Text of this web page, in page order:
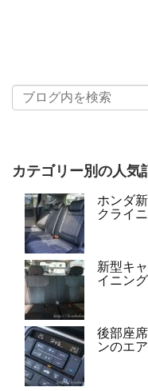
カテゴリー別の人気
ホンダ
クライ
新型キ
イニン
後部座
ンのエ